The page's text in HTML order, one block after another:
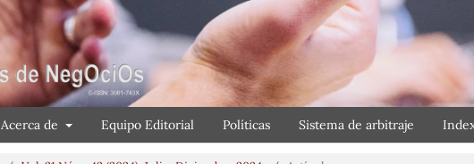
Acerca de Equipo Editorial Políticas Sistema de arbitraje